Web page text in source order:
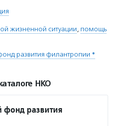
жизненной ситуации, помощь
развития филантропии *
НКО
фонд развития